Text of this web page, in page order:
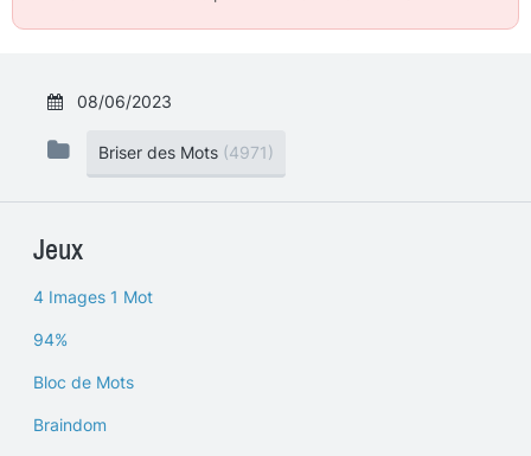
08/06/2023
Briser des Mots (4971)
Jeux
4 Images 1 Mot
94%
Bloc de Mots
Braindom